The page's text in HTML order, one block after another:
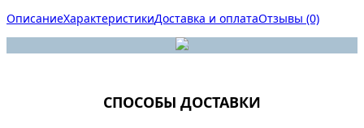
ОписаниеХарактеристикиДоставка и оплатаОтзывы (0)
СПОСОБЫ ДОСТАВКИ